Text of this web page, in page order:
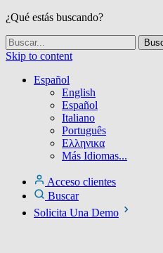
¿Qué estás buscando?
Skip to content
Español
English
Español
Italiano
Português
Ελληνικα
Más Idiomas...
Acceso clientes
Buscar
Solicita Una Demo